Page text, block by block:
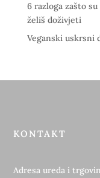
6 razloga zašto
želiš doživjeti
Veganski uskrsni
KONTAKT
Adresa ureda i